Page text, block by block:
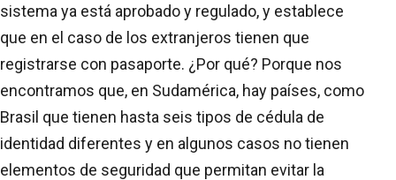
sistema ya está aprobado y regulado, y establece
que en el caso de los extranjeros tienen que
registrarse con pasaporte. ¿Por qué? Porque nos
encontramos que, en Sudamérica, hay países, como
Brasil que tienen hasta seis tipos de cédula de
identidad diferentes y en algunos casos no tienen
elementos de seguridad que permitan evitar la